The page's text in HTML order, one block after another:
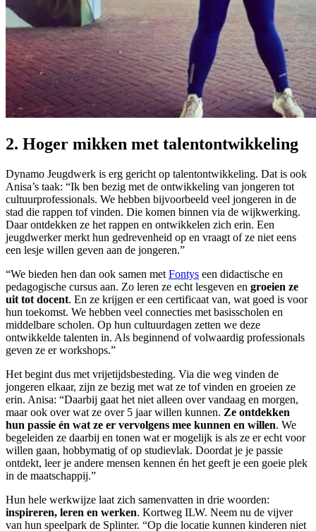
2. Hoger mikken met talentontwikkeling
Dynamo Jeugdwerk is erg gericht op talentontwikkeling. Dat is ook
Anisa’s taak: “Ik ben bezig met de ontwikkeling van jongeren tot
cultuurprofessionals. We hebben bijvoorbeeld veel jongeren in de
stad die rappen tof vinden. Die komen binnen via de wijkwerking.
Daar ontdekken ze het rappen en ontwikkelen zich erin. Een
jeugdwerker merkt hun gedrevenheid op en vraagt of ze niet eens
een lesje willen geven aan de jongeren.”
“We bieden hen dan ook samen met Fontys een didactische en
pedagogische cursus aan. Zo leren ze echt lesgeven en groeien ze
uit tot docent. En ze krijgen er een certificaat van, wat goed is voor
hun toekomst. We hebben veel connecties met basisscholen en
middelbare scholen. Op hun cultuurdagen zetten we deze
ontwikkelde talenten in. Als beginnend of volwaardig professionals
geven ze er workshops.”
Het begint dus met vrijetijdsbesteding. Via die weg vinden de
jongeren elkaar, zijn ze bezig met wat ze tof vinden en groeien ze
erin. Anisa: “Daarbij gaat het niet alleen over vandaag en morgen,
maar ook over wat ze over 5 jaar willen kunnen. Ze ontdekken
hun passie én wat ze er vervolgens mee kunnen en willen. We
begeleiden ze daarbij en tonen wat er mogelijk is als ze er echt voor
willen gaan, hobbymatig of op studievlak. Doordat je je passie
ontdekt, leer je andere mensen kennen én het geeft je een goeie plek
in de maatschappij.”
Hun hele werkwijze laat zich samenvatten in drie woorden:
inspireren, leren en werken. Kortweg ILW. Neem nu de vijver
van hun speelpark de Splinter. “Op die locatie kunnen kinderen niet